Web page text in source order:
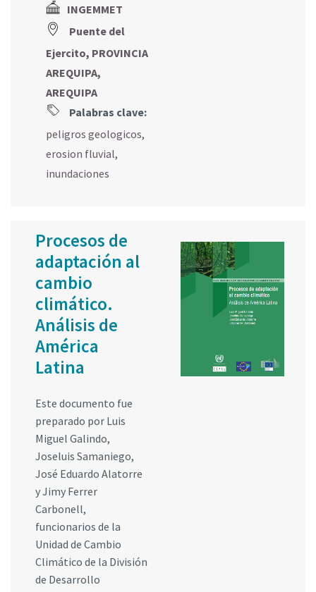
INGEMMET
Puente del
Ejercito, PROVINCIA
AREQUIPA,
AREQUIPA
Palabras clave:
peligros geologicos,
erosion fluvial,
inundaciones
Procesos de
adaptación al
cambio
climático.
Análisis de
América
Latina
Este documento fue
preparado por Luis
Miguel Galindo,
Joseluis Samaniego,
José Eduardo Alatorre
y Jimy Ferrer
Carbonell,
funcionarios de la
Unidad de Cambio
Climático de la División
de Desarrollo